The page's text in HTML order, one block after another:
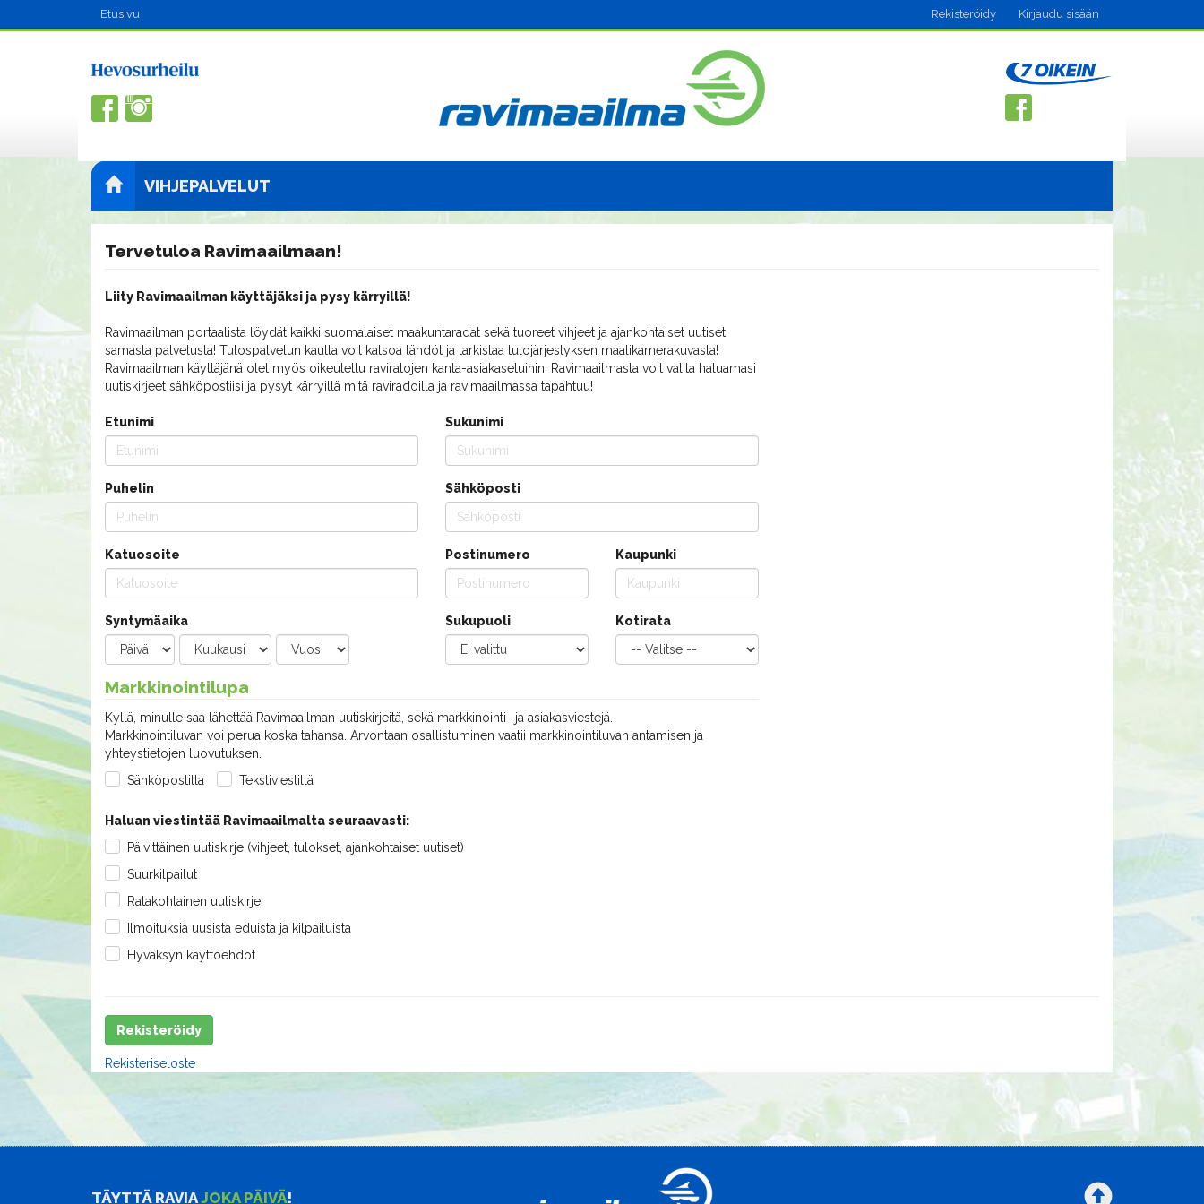
Etusivu Rekisteröidy Kirjaudu sisään
VIHJEPALVELUT
Tervetuloa Ravimaailmaan!
Liity Ravimaailman käyttäjäksi ja pysy kärryillä!
Ravimaailman portaalista löydät kaikki suomalaiset maakuntaradat sekä tuoreet vihjeet ja ajankohtaiset uutiset
samasta palvelusta! Tulospalvelun kautta voit katsoa lähdöt ja tarkistaa tulojärjestyksen maalikamerakuvasta!
Ravimaailman käyttäjänä olet myös oikeutettu raviratojen kanta-asiakasetuihin. Ravimaailmasta voit valita haluamasi
uutiskirjeet sähköpostiisi ja pysyt kärryillä mitä raviradoilla ja ravimaailmassa tapahtuu!
Etunimi Sukunimi
Puhelin Sähköposti
Katuosoite Postinumero Kaupunki
Syntymäaika Sukupuoli Kotirata
Markkinointilupa
Kyllä, minulle saa lähettää Ravimaailman uutiskirjeitä, sekä markkinointi- ja asiakasviestejä.
Markkinointiluvan voi perua koska tahansa. Arvontaan osallistuminen vaatii markkinointiluvan antamisen ja
yhteystietojen luovutuksen.
Sähköpostilla
Tekstiviestillä
Haluan viestintää Ravimaailmalta seuraavasti:
Päivittäinen uutiskirje (vihjeet, tulokset, ajankohtaiset uutiset)
Suurkilpailut
Ratakohtainen uutiskirje
Ilmoituksia uusista eduista ja kilpailuista
Hyväksyn käyttöehdot
Rekisteröidy
Rekisteriseloste
TÄYTTÄ RAVIAJOKA PÄIVÄ!